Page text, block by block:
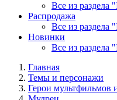
Все из раздела
Распродажа
Все из раздела
Новинки
Все из раздела
Главная
Темы и персонажи
Герои мультфильмов